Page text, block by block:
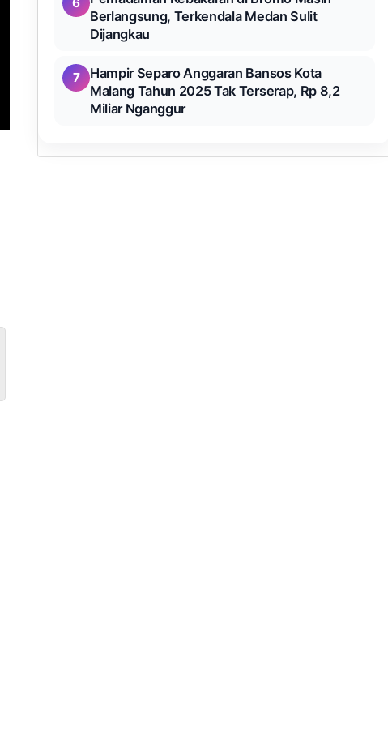
Berlangsung, Terkendala Medan Sulit
Dijangkau
7
Hampir Separo Anggaran Bansos Kota
Malang Tahun 2025 Tak Terserap, Rp 8,2
Miliar Nganggur